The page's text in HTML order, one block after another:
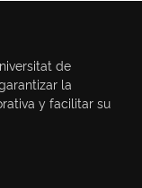
de
la
y facilitar su